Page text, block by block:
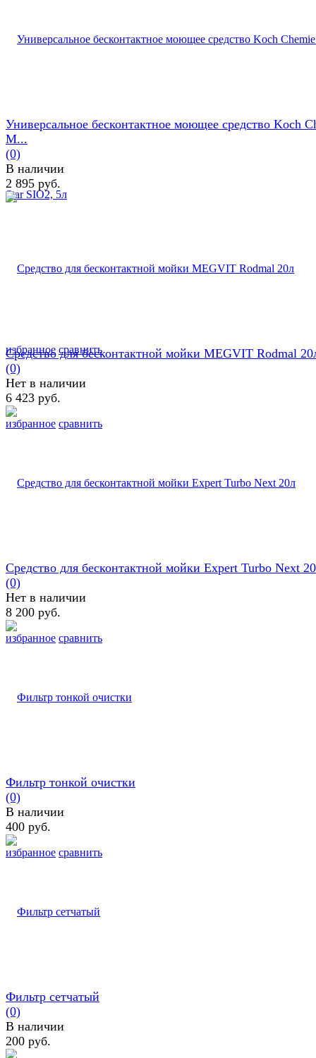
избранное сравнить
Универсальное бесконтактное моющее средство Koch
M...
(0)
В наличии
2 895 руб.
избранное сравнить
Средство для бесконтактной мойки MEGVIT Rodmal
(0)
Нет в наличии
6 423 руб.
избранное сравнить
Средство для бесконтактной мойки Expert Turbo Next
(0)
Нет в наличии
8 200 руб.
избранное сравнить
Фильтр тонкой очистки
(0)
В наличии
400 руб.
Фильтр сетчатый
(0)
В наличии
200 руб.